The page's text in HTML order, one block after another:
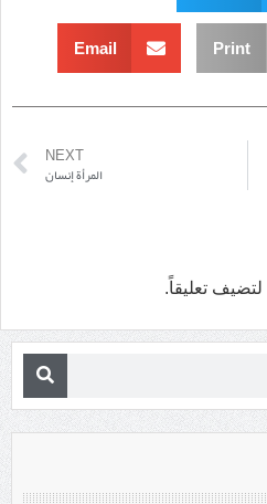
Print
Email
NEXT
المرأة إنسان
لتضيف تعليقاً.